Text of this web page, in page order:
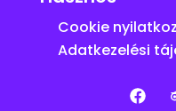
Cookie
Adatkezelési